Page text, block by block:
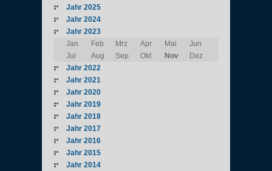
Jahr 2025
Jahr 2024
Jahr 2023
Jan
Feb Mrz Apr Mai
Jun
Jul
Aug Sep Okt Nov
Dez
Jahr 2022
Jahr 2021
Jahr 2020
Jahr 2019
Jahr 2018
Jahr 2017
Jahr 2016
Jahr 2015
Jahr 2014